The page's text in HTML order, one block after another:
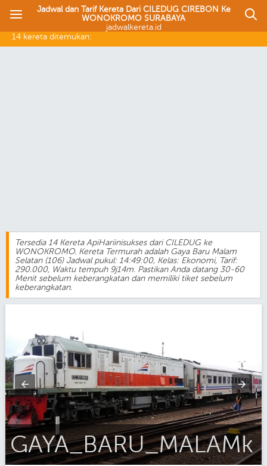
Jadwal dan Tarif Kereta Dari CILEDUG CIREBON Ke
WONOKROMO SURABAYA
jadwalkereta.id
14 kereta ditemukan:
Tersedia 14 Kereta ApiHariinisukses dari CILEDUG ke
WONOKROMO. Kereta Termurah adalah Gaya Baru Malam
Selatan (106) Jadwal pukul: 14:49:00, Kelas: Ekonomi, Tarif:
290.000, Waktu tempuh 9j14m. Pastikan Anda datang 30-60
Menit sebelum keberangkatan dan memiliki tiket sebelum
keberangkatan.
Gaya_Baru_Malam_Ekonomi_AC